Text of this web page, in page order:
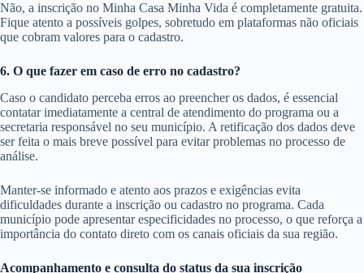
Não, a inscrição no Minha Casa Minha Vida é completamente gratuita.
Fique atento a possíveis golpes, sobretudo em plataformas não oficiais
que cobram valores para o cadastro.
6. O que fazer em caso de erro no cadastro?
Caso o candidato perceba erros ao preencher os dados, é essencial
contatar imediatamente a central de atendimento do programa ou a
secretaria responsável no seu município. A retificação dos dados deve
ser feita o mais breve possível para evitar problemas no processo de
análise.
Manter-se informado e atento aos prazos e exigências evita
dificuldades durante a inscrição ou cadastro no programa. Cada
município pode apresentar especificidades no processo, o que reforça a
importância do contato direto com os canais oficiais da sua região.
Acompanhamento e consulta do status da sua inscrição